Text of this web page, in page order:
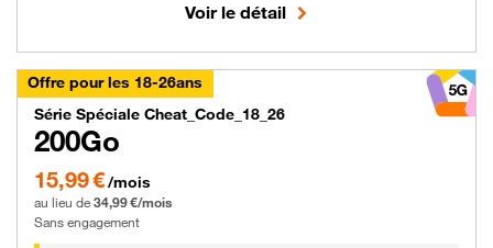
Voir le détail
Offre pour les 18-26ans
Forfait Orange Série Spéciale
Série Spéciale Cheat_Code_18_26
200Go
15,99 €/mois
au lieu de 34,99 €/mois
Sans engagement